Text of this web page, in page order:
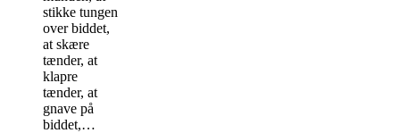
stikke tungen
over biddet,
at skære
tænder, at
klapre
tænder, at
gnave på
biddet,…